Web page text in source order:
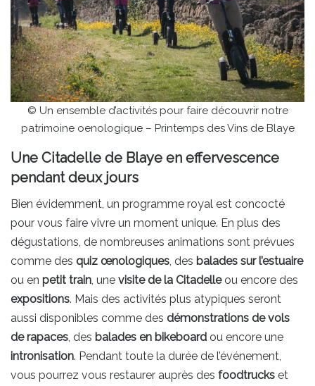
© Un ensemble d’activités pour faire découvrir notre
patrimoine oenologique – Printemps des Vins de Blaye
Une Citadelle de Blaye en effervescence
pendant deux jours
Bien évidemment, un programme royal est concocté
pour vous faire vivre un moment unique. En plus des
dégustations, de nombreuses animations sont prévues
comme des quiz œnologiques , des balades sur l’estuaire
ou en petit train , une visite de la Citadelleou encore des
expositions. Mais des activités plus atypiques seront
aussi disponibles comme des démonstrations de vols
de rapaces , des balades en bikeboard ou encore une
intronisation. Pendant toute la durée de l’événement,
vous pourrez vous restaurer auprès des foodtrucks et